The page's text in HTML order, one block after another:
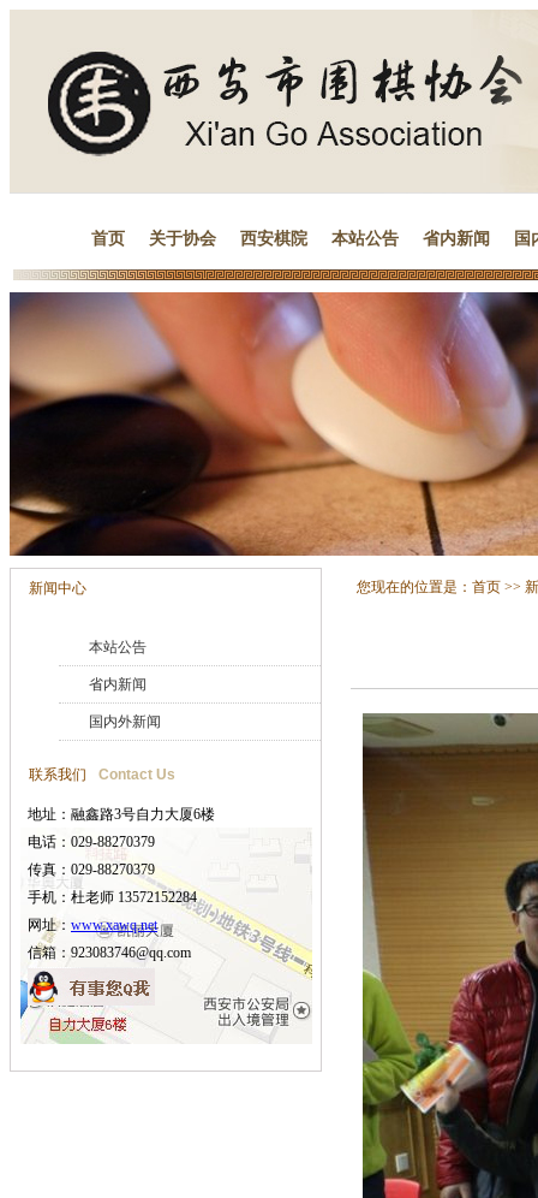
首页 关于协会 西安棋院 本站公告 省内新闻 国
新闻中心
本站公告
省内新闻
国内外新闻
联系我们 Contact Us
地址：融鑫路3号自力大厦6楼
电话：029-88270379
传真：029-88270379
手机：杜老师 13572152284
网址： www.xawq.net
信箱：923083746@qq.com
您现在的位置是： 首页 >>